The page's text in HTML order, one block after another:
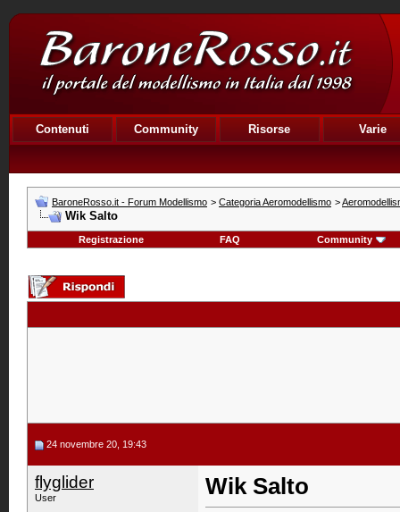
Contenuti Community Risorse Varie
BaroneRosso.it - Forum Modellismo > Categoria Aeromodellismo >
Wik Salto
Registrazione FAQ Community
24 novembre 20, 19:43
flyglider
User Wik Salto